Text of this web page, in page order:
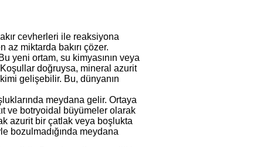
cevherleri ile reaksiyona
miktarda bakırı çözer.
yeni ortam, su kimyasının veya
doğruysa, mineral azurit
gelişebilir. Bu, dünyanın
meydana gelir. Ortaya
ve botryoidal büyümeler olarak
azurit bir çatlak veya boşlukta
bozulmadığında meydana